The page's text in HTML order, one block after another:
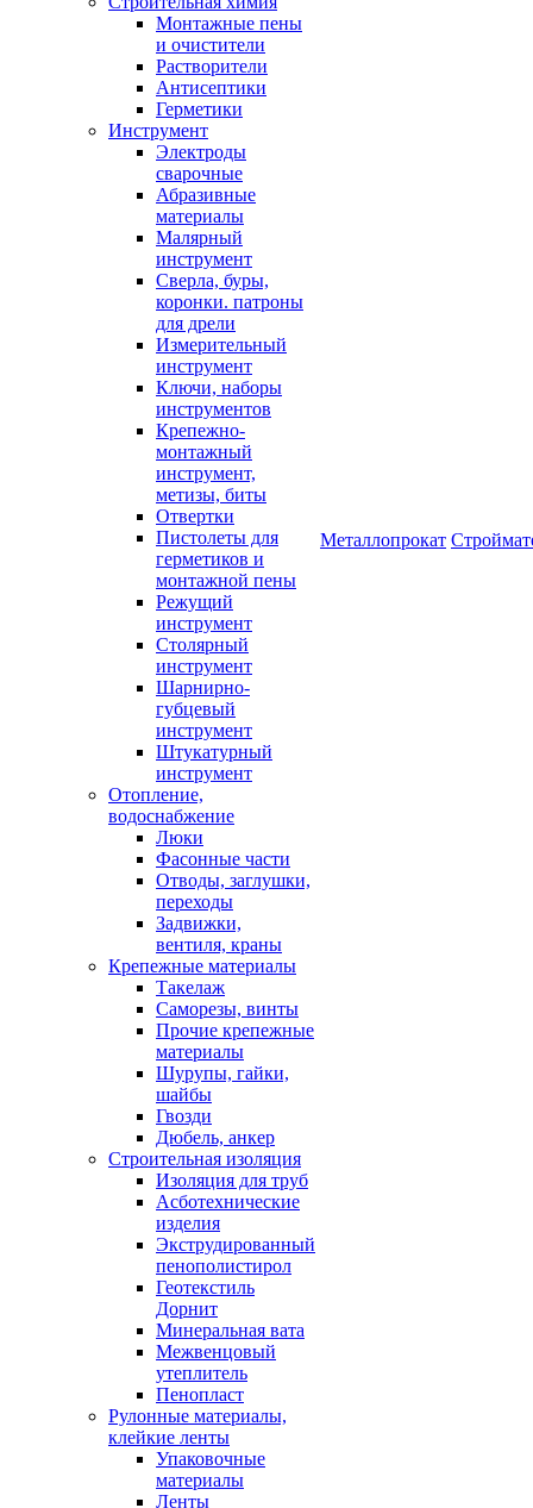
Монтажные пены
и очистители
Растворители
Антисептики
Герметики
Инструмент
Электроды
сварочные
Абразивные
материалы
Малярный
инструмент
Сверла, буры,
коронки. патроны
для дрели
Измерительный
инструмент
Ключи, наборы
инструментов
Крепежно-
монтажный
инструмент,
метизы, биты
Отвертки
Пистолеты для
герметиков и
монтажной пены
Режущий
инструмент
Столярный
инструмент
Шарнирно-
губцевый
инструмент
Штукатурный
инструмент
Отопление,
водоснабжение
Люки
Фасонные части
Отводы, заглушки,
переходы
Задвижки,
вентиля, краны
Крепежные материалы
Такелаж
Саморезы, винты
Прочие крепежные
материалы
Шурупы, гайки,
шайбы
Гвозди
Дюбель, анкер
Строительная изоляция
Изоляция для труб
Асботехнические
изделия
Экструдированный
пенополистирол
Геотекстиль
Дорнит
Минеральная вата
Межвенцовый
утеплитель
Пенопласт
Рулонные материалы,
клейкие ленты
Упаковочные
материалы
Ленты
Металлопрокат